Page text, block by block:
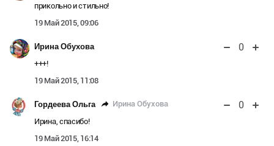
прикольно и стильно!
19 Май 2015, 09:06
Ирина Обухова 0
+++!
19 Май 2015, 11:08
Гордеева Ольга Ирина Обухова 0
Ирина, спасибо!
19 Май 2015, 16:14